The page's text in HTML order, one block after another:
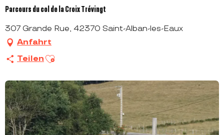
Parcours du col de la Croix Trévingt
307 Grande Rue, 42370 Saint-Alban-les-Eaux
Anfahrt
Teilen Ajouter aux favoris